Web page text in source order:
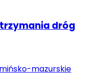
dróg
mazurskie